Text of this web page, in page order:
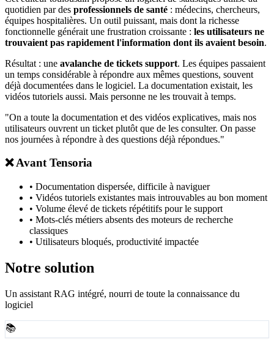
quotidien par des professionnels de santé : médecins, chercheurs,
équipes hospitalières. Un outil puissant, mais dont la richesse
fonctionnelle générait une frustration croissante : les utilisateurs ne
trouvaient pas rapidement l'information dont ils avaient besoin.
Résultat : une avalanche de tickets support. Les équipes passaient
un temps considérable à répondre aux mêmes questions, souvent
déjà documentées dans le logiciel. La documentation existait, les
vidéos tutoriels aussi. Mais personne ne les trouvait à temps.
"On a toute la documentation et des vidéos explicatives, mais nos
utilisateurs ouvrent un ticket plutôt que de les consulter. On passe
nos journées à répondre à des questions déjà répondues."
❌Avant Tensoria
• Documentation dispersée, difficile à naviguer
• Vidéos tutoriels existantes mais introuvables au bon moment
• Volume élevé de tickets répétitifs pour le support
• Mots-clés métiers absents des moteurs de recherche
classiques
• Utilisateurs bloqués, productivité impactée
Notre solution
Un assistant RAG intégré, nourri de toute la connaissance du
logiciel
📚